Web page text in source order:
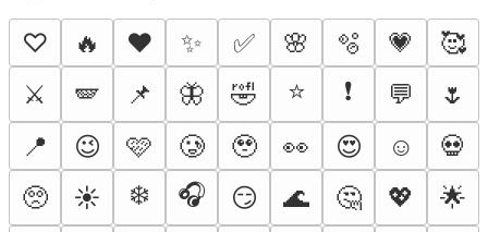
♡ 🔥 ❤️ ✨ ✅ 🌸 🫧 💗
🥰
⚔️
🪽 📌 🦋 🤣 ⭐ ❗ 💬
🌷
📍
😉 🩷 🥲 🥹 👀 😍 ☺️
💀
🥺
☀️ ❄️ 🎧 😏 🌊 🤔 💖
🌟